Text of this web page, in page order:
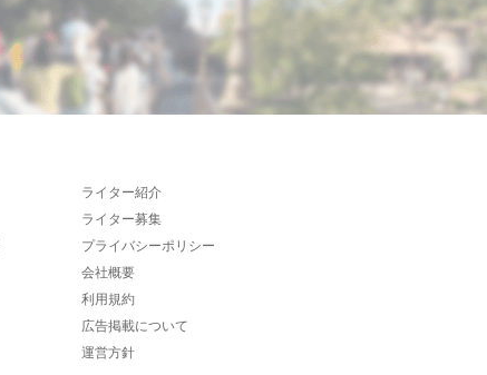
ライター紹介
ライター募集
プライバシーポリシー
会社概要
利用規約
広告掲載について
運営方針